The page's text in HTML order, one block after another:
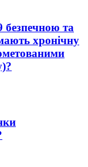
безпечною та
хронічну